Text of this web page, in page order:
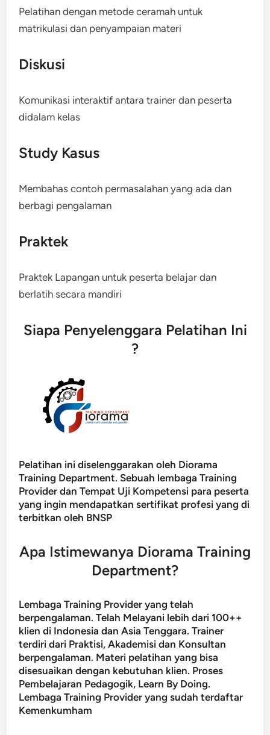
Pelatihan dengan metode ceramah untuk
matrikulasi dan penyampaian materi
Diskusi
Komunikasi interaktif antara trainer dan peserta
didalam kelas
Study Kasus
Membahas contoh permasalahan yang ada dan
berbagi pengalaman
Praktek
Praktek Lapangan untuk peserta belajar dan
berlatih secara mandiri
Siapa Penyelenggara Pelatihan Ini
?
Pelatihan ini diselenggarakan oleh Diorama
Training Department. Sebuah lembaga Training
Provider dan Tempat Uji Kompetensi para peserta
yang ingin mendapatkan sertifikat profesi yang di
terbitkan oleh BNSP
Apa Istimewanya Diorama Training
Department?
Lembaga Training Provider yang telah
berpengalaman. Telah Melayani lebih dari 100++
klien di Indonesia dan Asia Tenggara. Trainer
terdiri dari Praktisi, Akademisi dan Konsultan
berpengalaman. Materi pelatihan yang bisa
disesuaikan dengan kebutuhan klien. Proses
Pembelajaran Pedagogik, Learn By Doing.
Lembaga Training Provider yang sudah terdaftar
Kemenkumham